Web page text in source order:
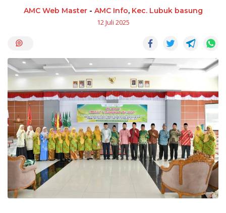
AMC Web Master- AMC Info, Kec. Lubuk basung
12 Juli 2025